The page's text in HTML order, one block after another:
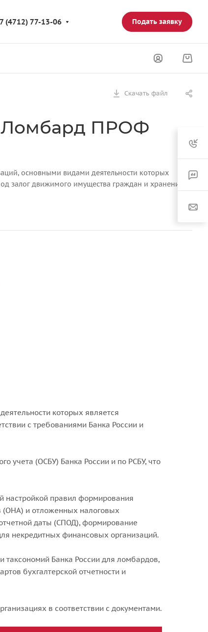
(4712) 77-13-06 Подать заявку
Скачать файл
Ломбард ПРОФ
основными видами деятельности которых
залог движимого имущества граждан и хранение
которых является
с требованиями Банка России и
учета (ОСБУ) Банка России и по РСБУ, что
настройкой правил формирования
(ОНА) и отложенных налоговых
даты (СПОД), формирование
некредитных финансовых организаций.
таксономий Банка России для ломбардов,
бухгалтерской отчетности и
в соответствии с документами.